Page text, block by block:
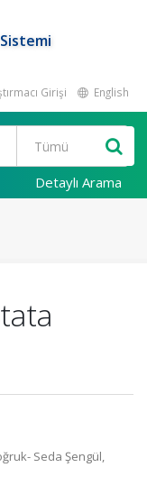
Girişi English
Detaylı Arama
Seda Şengül,